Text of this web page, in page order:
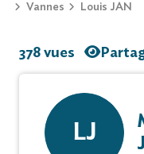
Vannes
Louis JAN
378 vues
LJ